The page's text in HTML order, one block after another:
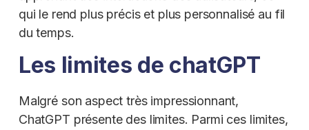
qui le rend plus précis et plus personnalisé au fil
du temps.
Les limites de chatGPT
Malgré son aspect très impressionnant,
ChatGPT présente des limites. Parmi ces limites,